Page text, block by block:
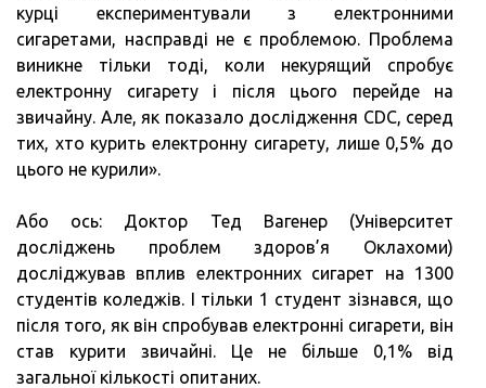
курці експериментували з електронними
сигаретами, насправді не є проблемою. Проблема
виникне тільки тоді, коли некурящий спробує
електронну сигарету і після цього перейде на
звичайну. Але, як показало дослідження CDC, серед
тих, хто курить електронну сигарету, лише 0,5% до
цього не курили».
Або ось: Доктор Тед Вагенер (Університет
досліджень проблем здоров’я Оклахоми)
досліджував вплив електронних сигарет на 1300
студентів коледжів. І тільки 1 студент зізнався, що
після того, як він спробував електронні сигарети, він
став курити звичайні. Це не більше 0,1% від
загальної кількості опитаних.